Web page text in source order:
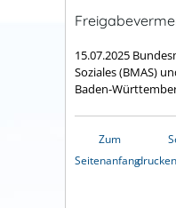
15.07.2025
Soziales (BMAS)
Baden-
Zum
Seitenanfangdrucken